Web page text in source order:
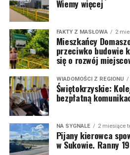
Wiemy więcej
FAKTY Z MASŁOWA 2
Mieszkańcy
przeciwko budowie
się o rozwój
WIADOMOŚCI Z REGIONU
Świętokrzyskie:
bezpłatną
NA SYGNALE 2 miesiące
Pijany kierowca
w Sukowie. Ranny